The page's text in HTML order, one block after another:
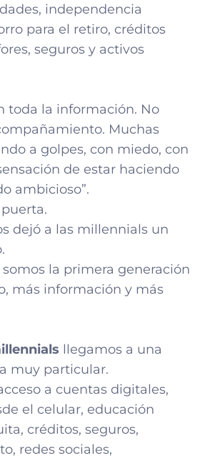
independencia
para el retiro, créditos
seguros y activos
toda la información. No
Muchas
a golpes, con miedo, con
de estar haciendo
ambicioso”.
dejó a las millennials un
la primera generación
más información y más
llegamos a una
muy particular.
a cuentas digitales,
el celular, educación
créditos, seguros,
redes sociales,